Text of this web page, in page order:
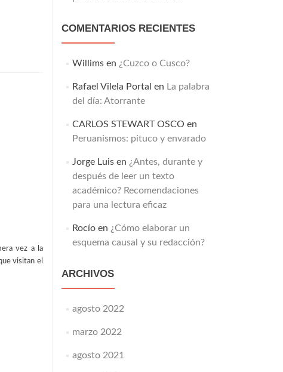
vez a la
visitan el
COMENTARIOS RECIENTES
Willimsen ¿Cuzco o Cusco?
Rafael Vilela Portal en La palabra
del día: Atorrante
CARLOS STEWART OSCO en
Peruanismos: pituco y envarado
Jorge Luisen ¿Antes, durante y
después de leer un texto
académico? Recomendaciones
para una lectura eficaz
Rocíoen ¿Cómo elaborar un
esquema causal y su redacción?
ARCHIVOS
agosto 2022
marzo 2022
agosto 2021